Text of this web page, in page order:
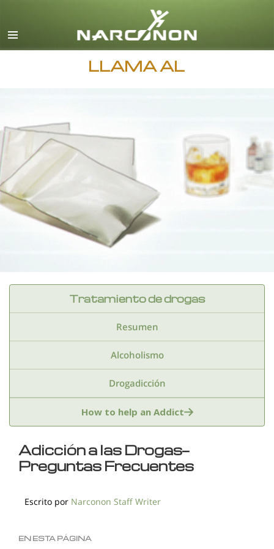
Español
Todas las Regiones/Idiomas
LLAMA AL
Tratamiento de drogas
Resumen
Alcoholismo
Drogadicción
Benzodiazepinas
Estimulantes Extasis
How to help an Addict
Adicción a las Drogas—
Preguntas Frecuentes
Escrito por Narconon Staff Writer
EN ESTA PÁGINA